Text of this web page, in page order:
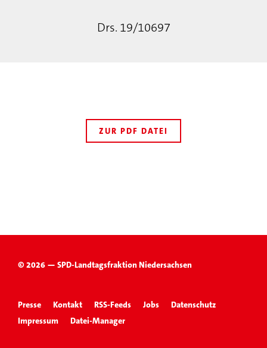
Drs. 19/10697
ZUR PDF DATEI
© 2026 — SPD-Landtagsfraktion Niedersachsen
Presse Kontakt RSS-Feeds Jobs
Datenschutz
Impressum
Datei-Manager